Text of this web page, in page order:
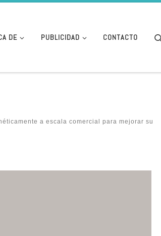
DE PUBLICIDAD CONTACTO
a escala comercial para mejorar su